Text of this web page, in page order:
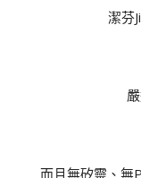
潔芬
而且無矽靈、無